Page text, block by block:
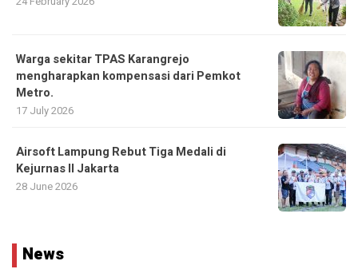
Warga sekitar TPAS Karangrejo
mengharapkan kompensasi dari Pemkot
Metro.
17 July 2026
Airsoft Lampung Rebut Tiga Medali di
Kejurnas II Jakarta
28 June 2026
News